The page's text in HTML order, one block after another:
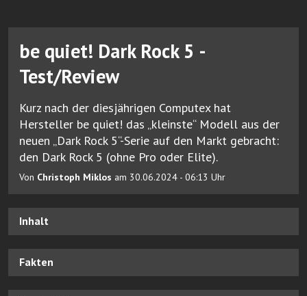
be quiet! Dark Rock 5 -
Test/Review
Kurz nach der diesjährigen Computex hat
Hersteller be quiet! das „kleinste“ Modell aus der
neuen „Dark Rock 5“-Serie auf den Markt gebracht:
den Dark Rock 5 (ohne Pro oder Elite).
Von Christoph Miklos am 30.06.2024 - 06:13 Uhr
Inhalt
Fakten